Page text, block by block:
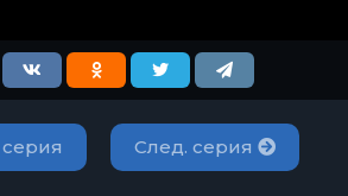
След. серия